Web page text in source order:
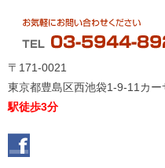
〒171-0021
東京都豊島区西池袋1-9-11カー
駅徒歩3分